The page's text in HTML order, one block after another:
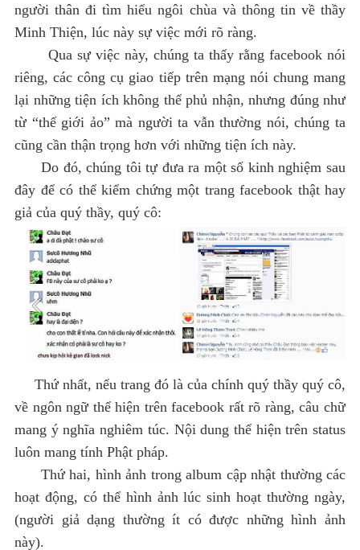
người thân đi tìm hiểu ngôi chùa và thông tin về thầy
Minh Thiện, lúc này sự việc mới rõ ràng.
Qua sự việc này, chúng ta thấy rằng facebook nói
riêng, các công cụ giao tiếp trên mạng nói chung mang
lại những tiện ích không thể phủ nhận, nhưng đúng như
từ “thế giới ảo” mà người ta vẫn thường nói, chúng ta
cũng cần thận trọng hơn với những tiện ích này.
Do đó, chúng tôi tự đưa ra một số kinh nghiệm sau
đây để có thể kiểm chứng một trang facebook thật hay
giả của quý thầy, quý cô:
Thứ nhất, nếu trang đó là của chính quý thầy quý cô,
về ngôn ngữ thể hiện trên facebook rất rõ ràng, câu chữ
mang ý nghĩa nghiêm túc. Nội dung thể hiện trên status
luôn mang tính Phật pháp.
Thứ hai, hình ảnh trong album cập nhật thường các
hoạt động, có thể hình ảnh lúc sinh hoạt thường ngày,
(người giả dạng thường ít có được những hình ảnh
này).